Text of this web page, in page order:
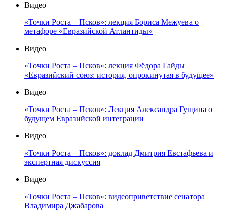
Видео
«Точки Роста – Псков»: лекция Бориса Межуева о
метафоре «Евразийской Атлантиды»
Видео
«Точки Роста – Псков»: лекция Фёдора Гайды
«Евразийский союз: история, опрокинутая в будущее»
Видео
«Точки Роста – Псков»: Лекция Александра Гущина о
будущем Евразийской интеграции
Видео
«Точки Роста – Псков»: доклад Дмитрия Евстафьева и
экспертная дискуссия
Видео
«Точки Роста – Псков»: видеоприветствие сенатора
Владимира Джабарова